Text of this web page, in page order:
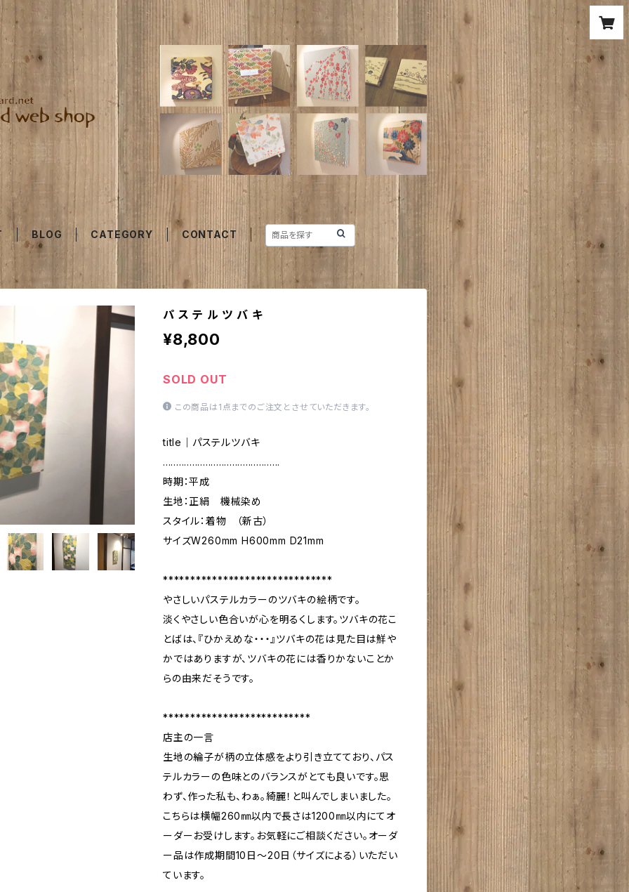
BLOG CATEGORY CONTACT
パ ス テ ル ツ バ キ
¥8,800
SOLD OUT
この商品は1点までのご注文とさせていただきます。
title｜パステルツバキ
............................................
時期：平成
生地：正絹 機械染め
スタイル：着物 （新古）
サイズW260mm H600mm D21mm
*******************************
やさしいパステルカラーのツバキの絵柄です。
淡くやさしい色合いが心を明るくします。ツバキの花こ
とばは、『ひかえめな・・・』ツバキの花は見た目は鮮や
かではありますが、ツバキの花には香りかないことか
らの由来だそうです。
***************************
店主の一言
生地の綸子が柄の立体感をより引き立てており、パス
テルカラーの色味とのバランスがとても良いです。思
わず、作った私も、わぁ。綺麗！と叫んでしまいました。
こちらは横幅260㎜以内で長さは1200㎜以内にてオ
ーダーお受けします。お気軽にご相談ください。オーダ
ー品は作成期間10日～20日（サイズによる）いただい
ています。